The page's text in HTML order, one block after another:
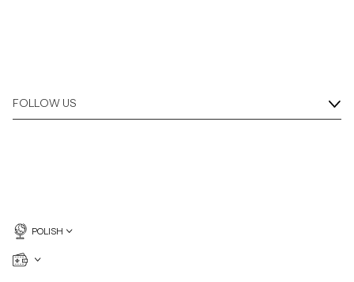
FOLLOW US
POLISH